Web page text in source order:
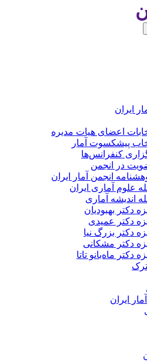
ایران
اعضای هیات مدیره
پیشکسوت آمار
کنفرانس‌ها
در انجمن
انجمن آمار ایران
علوم آماری ایران
اندیشه آماری
دکتر بهبودیان
دکتر عمیدی
دکتر بزرگ نیا
دکتر مشکانی
دکتر ماه‌بانو تاتا
ایران